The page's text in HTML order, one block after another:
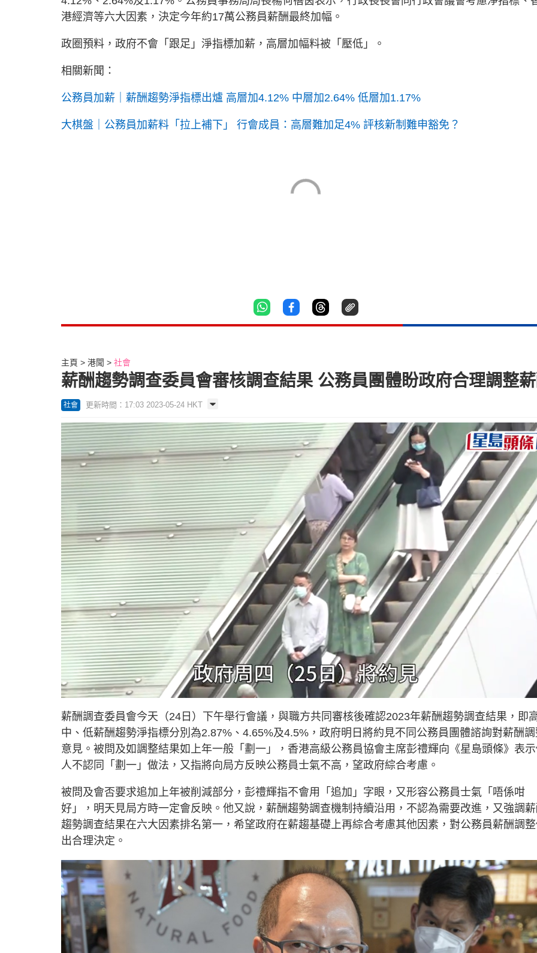
港經濟等六大因素，決定今年約17萬公務員薪酬最終加幅。
政圈預料，政府不會「跟足」淨指標加薪，高層加幅料被「壓低」。
相關新聞：
公務員加薪｜薪酬趨勢淨指標出爐 高層加4.12% 中層加2.64% 低層加1.17%
大棋盤｜公務員加薪料「拉上補下」 行會成員：高層難加足4% 評核新制難申豁免？
主頁 港聞 社會
薪酬趨勢調查委員會審核調查結果 公務員團體盼政府合理調整
社會 更新時間：17:03 2023-05-24 HKT
U
n
u
t
e
L
o
e
d
5
.
4
%
薪酬調查委員會今天（24日）下午舉行會議，與職方共同審核後確認2023年薪酬趨勢調查結果，即
中、低薪酬趨勢淨指標分別為2.87%、4.65%及4.5%，政府明日將約見不同公務員團體諮詢對薪酬
意見。被問及如調整結果如上年一般「劃一」，香港高級公務員協會主席彭禮輝向《星島頭條》表
人不認同「劃一」做法，又指將向局方反映公務員士氣不高，望政府綜合考慮。
被問及會否要求追加上年被削減部分，彭禮輝指不會用「追加」字眼，又形容公務員士氣「唔係咁
好」，明天見局方時一定會反映。他又說，薪酬趨勢調查機制持續沿用，不認為需要改進，又強調
趨勢調查結果在六大因素排名第一，希望政府在薪趨基礎上再綜合考慮其他因素，對公務員薪酬調
出合理決定。